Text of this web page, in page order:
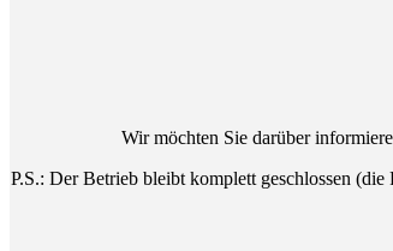
Wir möchten Sie darüber
P.S.: Der Betrieb bleibt komplett geschlossen